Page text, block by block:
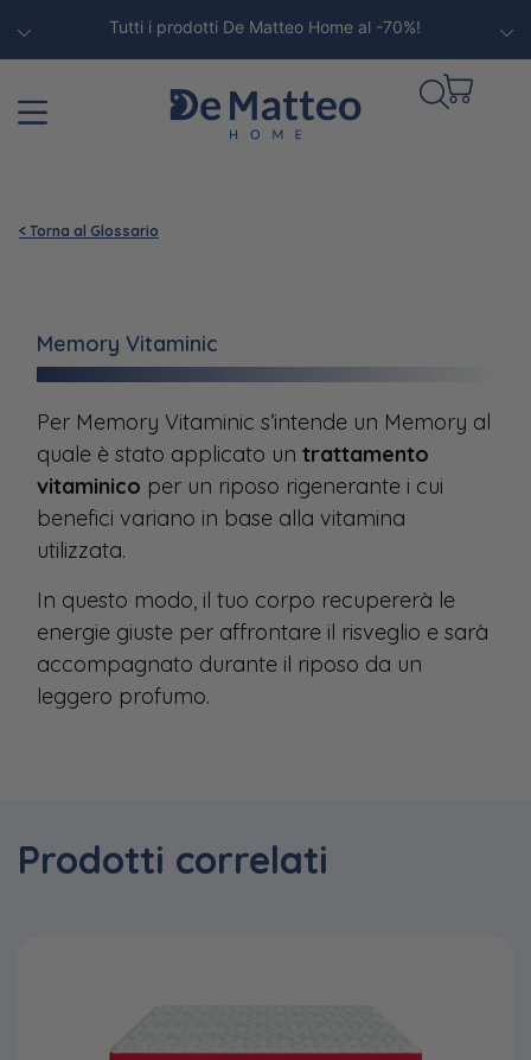
Tutti i prodotti De Matteo Home al -70%!
< Torna al Glossario
Memory Vitaminic
Per Memory Vitaminic s’intende un Memory al
quale è stato applicato un trattamento
vitaminico per un riposo rigenerante i cui
benefici variano in base alla vitamina
utilizzata.
In questo modo, il tuo corpo recupererà le
energie giuste per affrontare il risveglio e sarà
accompagnato durante il riposo da un
leggero profumo.
Prodotti correlati